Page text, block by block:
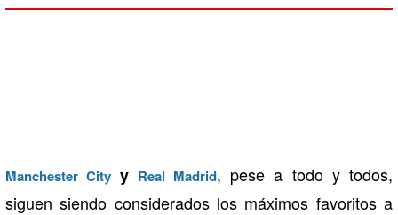
Manchester City y Real Madrid, pese a todo y todos,
siguen siendo considerados los máximos favoritos a